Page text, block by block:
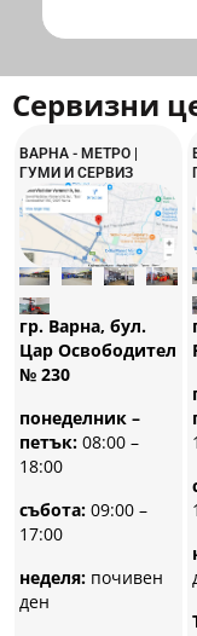
Сервизни
ВАРНА - МЕТРО |
ГУМИ И СЕРВИЗ
гр. Варна, бул.
Цар Освободител
№ 230
понеделник –
петък: 08:00 –
18:00
събота: 09:00 –
17:00
неделя: почивен
ден